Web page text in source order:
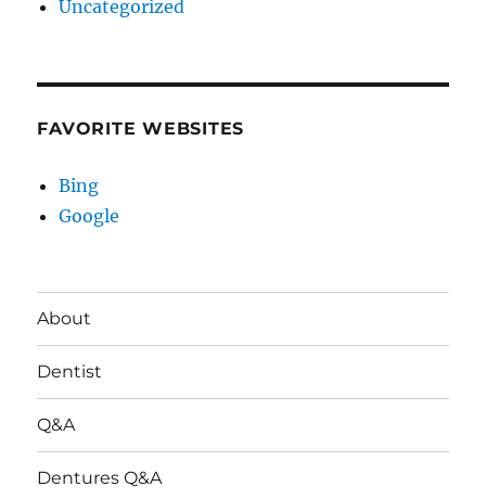
Uncategorized
FAVORITE WEBSITES
Bing
Google
About
Dentist
Q&A
Dentures Q&A